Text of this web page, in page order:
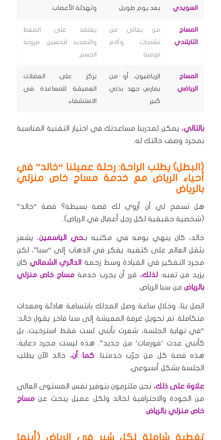
السويدي
بعد يوم طويل
وتهدئة الأعصاب.
المساج
التايلندي
من يعاني من
تشنجات وآلام
مزمنة
يعتمد على الضغط
والتمديد لتحسين مرونة
الجسم.
المساج
الرياضي
الرياضيون، أو من
يمارس جهد بدني
كبير
يركز على العضلات
العميقة للمساعدة في
الاستشفاء.
بالتالي، يمكن لمدربنا مساعدتك في اختيار التقنية المناسبة
بمجرد وصف حالتك له.
(البطل) يطلب الراحة: رحلة عميلنا “خالد” في
أحياء الرياض مع خدمة مساج خاص منزلي
بالرياض
هل تسمح لي أن أروي لك قصة بسيطة؟ قصة “خالد”
(شخصية حقيقية لكل رجل أعمال في الرياض).
خالد، كان ينهي يومه في مكتبه بـحي الياسمين، يشعر
بثقل العالم على كتفيه. يفكر في الذهاب إلى “سبا”، لكن
مجرد التفكير في القيادة وسط زحمة الدائري الشمالي كان
يزيد من تعبه.لذلك، قرر أن يجرب خدمة مساج خاص منزلي
بالرياضمن سبا الرياض.
اتصل بنا، وخلال ساعة وصل المدلك بابتسامة هادئة ومعدات
متكاملة. تم تحويل غرفة المعيشة إلى سبا فاخر. يقول خالد:
“في نهاية الجلسة، شعرت بأنني لست فقط استرخيت، بل
كأنني عدت ‘فورمات’ من جديد”. هذه ليست مجرد دعاية،
هذه قصة كل من جرّب خدمتنا.كما أن، خالد الآن يطلب
الجلسة بشكل أسبوعي.
علاوة على ذلك،نحن ملتزمون بتوفير نفس المستوى العالي
من الجودة والاحترافية لخالد ولكل عميل يبحث عنمساج
خاص منزلي بالرياض.
تغطية شاملة لكل شبر في الرياض (أينما